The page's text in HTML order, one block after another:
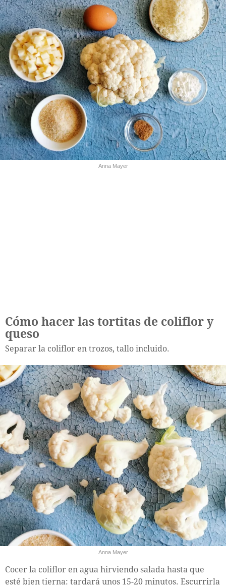
Anna Mayer
Cómo hacer las tortitas de coliflor y
queso
Separar la coliflor en trozos, tallo incluido.
Anna Mayer
Cocer la coliflor en agua hirviendo salada hasta que
esté bien tierna: tardará unos 15-20 minutos. Escurrirla